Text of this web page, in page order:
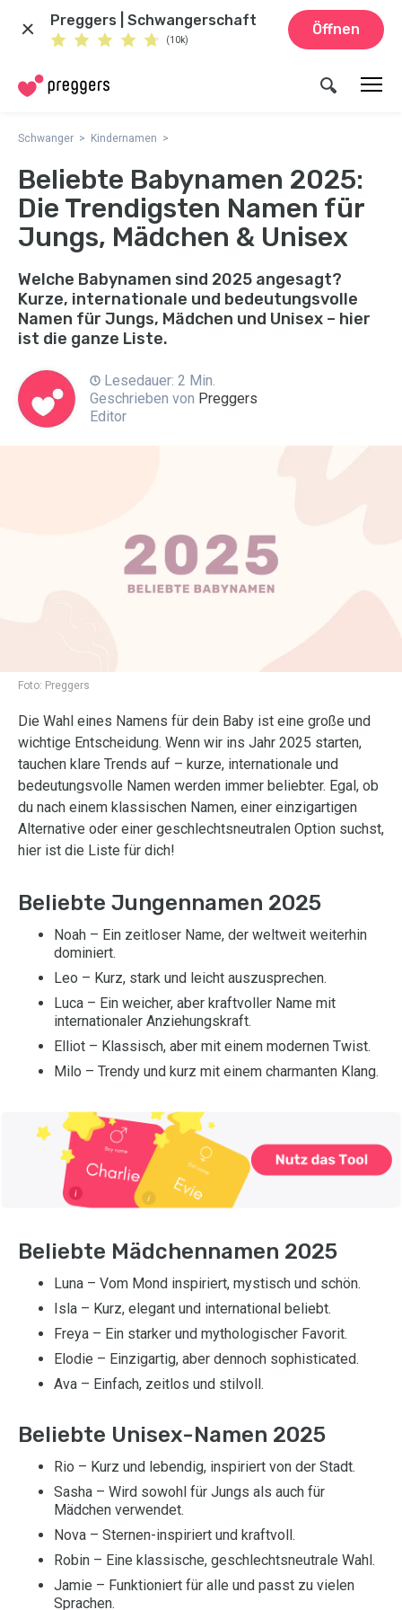
Preggers | Schwangerschaft
(10k)
Öffnen
Schwanger Kindernamen
Beliebte Babynamen 2025:
Die Trendigsten Namen für
Jungs, Mädchen & Unisex
Welche Babynamen sind 2025 angesagt?
Kurze, internationale und bedeutungsvolle
Namen für Jungs, Mädchen und Unisex – hier
ist die ganze Liste.
Lesedauer: 2 Min.
Geschrieben von Preggers
Editor
Foto: Preggers
Die Wahl eines Namens für dein Baby ist eine große und
wichtige Entscheidung. Wenn wir ins Jahr 2025 starten,
tauchen klare Trends auf – kurze, internationale und
bedeutungsvolle Namen werden immer beliebter. Egal, ob
du nach einem klassischen Namen, einer einzigartigen
Alternative oder einer geschlechtsneutralen Option suchst,
hier ist die Liste für dich!
Beliebte Jungennamen 2025
Noah – Ein zeitloser Name, der weltweit weiterhin
dominiert.
Leo – Kurz, stark und leicht auszusprechen.
Luca – Ein weicher, aber kraftvoller Name mit
internationaler Anziehungskraft.
Elliot – Klassisch, aber mit einem modernen Twist.
Milo – Trendy und kurz mit einem charmanten Klang.
Beliebte Mädchennamen 2025
Luna – Vom Mond inspiriert, mystisch und schön.
Isla – Kurz, elegant und international beliebt.
Freya – Ein starker und mythologischer Favorit.
Elodie – Einzigartig, aber dennoch sophisticated.
Ava – Einfach, zeitlos und stilvoll.
Beliebte Unisex-Namen 2025
Rio – Kurz und lebendig, inspiriert von der Stadt.
Sasha – Wird sowohl für Jungs als auch für
Mädchen verwendet.
Nova – Sternen-inspiriert und kraftvoll.
Robin – Eine klassische, geschlechtsneutrale Wahl.
Jamie – Funktioniert für alle und passt zu vielen
Sprachen.